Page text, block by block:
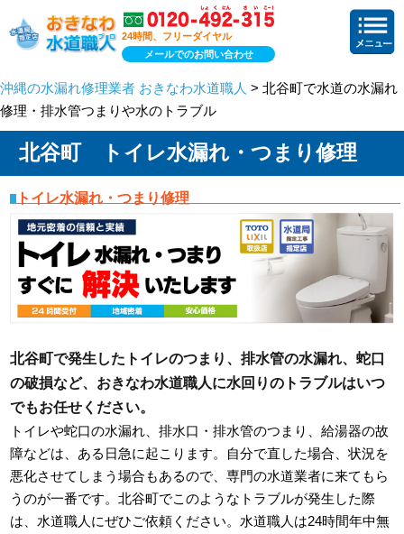
24時間、フリーダイヤル
メールでのお問い合わせ
沖縄の水漏れ修理業者 おきなわ水道職人 > 北谷町で水道の水漏れ
修理・排水管つまりや水のトラブル
北谷町 トイレ水漏れ・つまり修理
トイレ水漏れ・つまり修理
北谷町で発生したトイレのつまり、排水管の水漏れ、蛇口
の破損など、おきなわ水道職人に水回りのトラブルはいつ
でもお任せください。
トイレや蛇口の水漏れ、排水口・排水管のつまり、給湯器の故
障などは、ある日急に起こります。自分で直した場合、状況を
悪化させてしまう場合もあるので、専門の水道業者に来てもら
うのが一番です。北谷町でこのようなトラブルが発生した際
は、水道職人にぜひご依頼ください。水道職人は24時間年中無